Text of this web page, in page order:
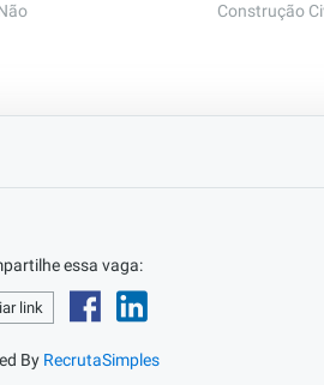
Construção
em carteira. Caso não
é exigido pela segurança que
essa vaga:
link
By RecrutaSimples